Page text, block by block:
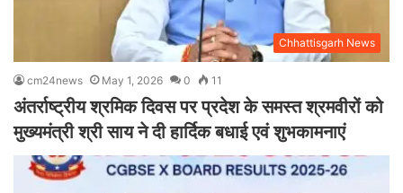
Chhattisgarh News
cm24news May 1, 2026 0 11
अंतर्राष्ट्रीय श्रमिक दिवस पर प्रदेश के समस्त श्रमवीरों को
मुख्यमंत्री श्री साय ने दी हार्दिक बधाई एवं शुभकामनाएं